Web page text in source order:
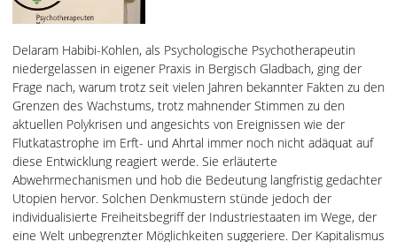
Delaram Habibi-Kohlen, als Psychologische Psychotherapeutin
niedergelassen in eigener Praxis in Bergisch Gladbach, ging der
Frage nach, warum trotz seit vielen Jahren bekannter Fakten zu den
Grenzen des Wachstums, trotz mahnender Stimmen zu den
aktuellen Polykrisen und angesichts von Ereignissen wie der
Flutkatastrophe im Erft- und Ahrtal immer noch nicht adäquat auf
diese Entwicklung reagiert werde. Sie erläuterte
Abwehrmechanismen und hob die Bedeutung langfristig gedachter
Utopien hervor. Solchen Denkmustern stünde jedoch der
individualisierte Freiheitsbegriff der Industriestaaten im Wege, der
eine Welt unbegrenzter Möglichkeiten suggeriere. Der Kapitalismus